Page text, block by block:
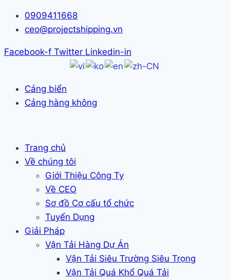
Skip
0909411668
ceo@projectshipping.vn
Facebook-f Twitter Linkedin-in
Cảng biển
Cảng hàng không
Trang chủ
Về chúng tôi
Giới Thiệu Công Ty
Về CEO
Sơ đồ Cơ cấu tổ chức
Tuyển Dụng
Giải Pháp
Vận Tải Hàng Dự Án
Vận Tải Siêu Trường Siêu Trọng
Vận Tải Quá Khổ Quá Tải